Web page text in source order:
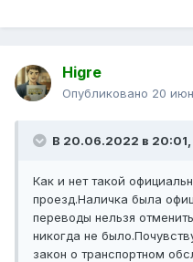
Higre
Опубликовано 20
В 20.06.2022 в 20:01,
Как и нет такой
проезд.Наличка была
переводы нельзя
никогда не
закон о транспортном